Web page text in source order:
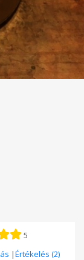
5
|Értékelés (2)